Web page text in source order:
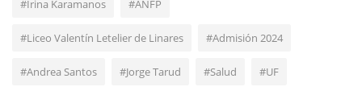
#Irina Karamanos #ANFP
#Liceo Valentín Letelier de Linares #Admisión 2024
#Andrea Santos #Jorge Tarud #Salud #UF